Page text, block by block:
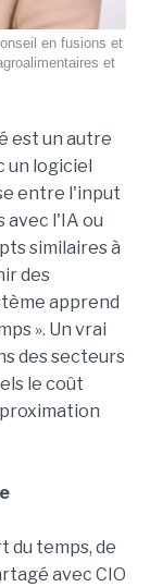
en fusions et
et
est un autre
un logiciel
entre l'input
avec l'IA ou
similaires à
des
apprend
». Un vrai
des secteurs
le coût
du temps, de
avec CIO